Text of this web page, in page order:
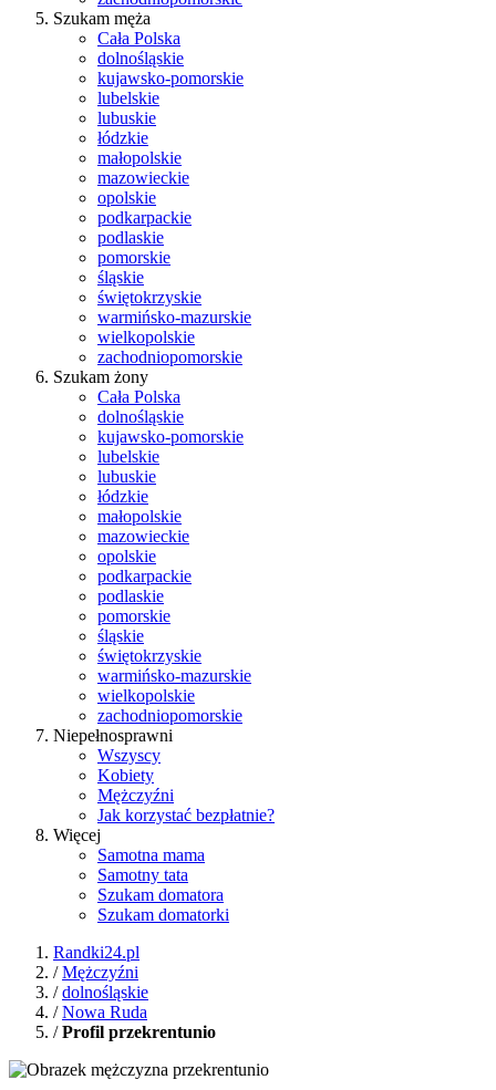
Szukam męża
Cała Polska
dolnośląskie
kujawsko-pomorskie
lubelskie
lubuskie
łódzkie
małopolskie
mazowieckie
opolskie
podkarpackie
podlaskie
pomorskie
śląskie
świętokrzyskie
warmińsko-mazurskie
wielkopolskie
zachodniopomorskie
Szukam żony
Cała Polska
dolnośląskie
kujawsko-pomorskie
lubelskie
lubuskie
łódzkie
małopolskie
mazowieckie
opolskie
podkarpackie
podlaskie
pomorskie
śląskie
świętokrzyskie
warmińsko-mazurskie
wielkopolskie
zachodniopomorskie
Niepełnosprawni
Wszyscy
Kobiety
Mężczyźni
Jak korzystać bezpłatnie?
Więcej
Samotna mama
Samotny tata
Szukam domatora
Szukam domatorki
Randki24.pl
/Mężczyźni
/dolnośląskie
/Nowa Ruda
/Profil przekrentunio